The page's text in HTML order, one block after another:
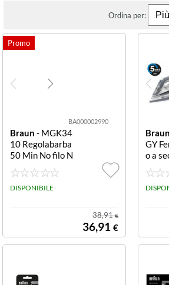
Ordina per:
BA000002990
Braun - MGK34
10 Regolabarba
50 Min No filo N
ero
DISPONIBILE
38,91€
36,91 €
Braun
GY
o a
ore
gio